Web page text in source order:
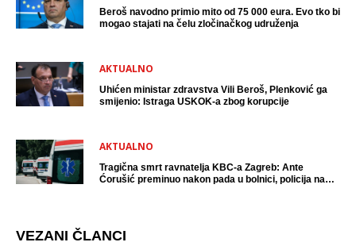
Beroš navodno primio mito od 75 000 eura. Evo tko bi
mogao stajati na čelu zločinačkog udruženja
AKTUALNO
Uhićen ministar zdravstva Vili Beroš, Plenković ga
smijenio: Istraga USKOK-a zbog korupcije
AKTUALNO
Tragična smrt ravnatelja KBC-a Zagreb: Ante
Ćorušić preminuo nakon pada u bolnici, policija na
VEZANI ČLANCI